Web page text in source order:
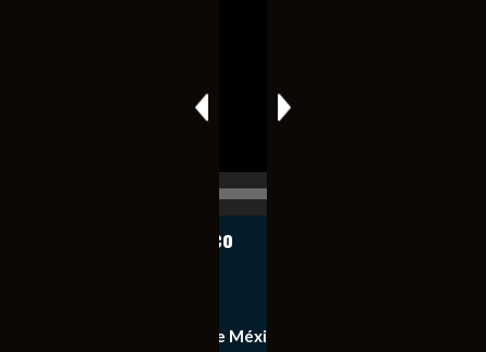
Notiexpress de México
Equipo de Notiexpress de México